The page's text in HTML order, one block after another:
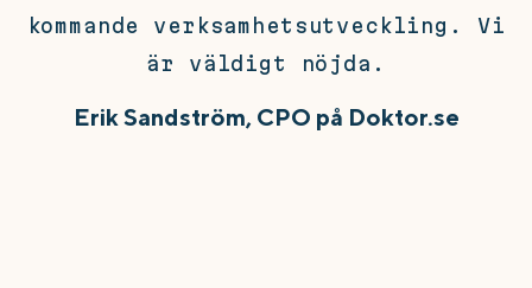
kommande verksamhetsutveckling. Vi
är väldigt nöjda.
Erik Sandström, CPO på Doktor.se